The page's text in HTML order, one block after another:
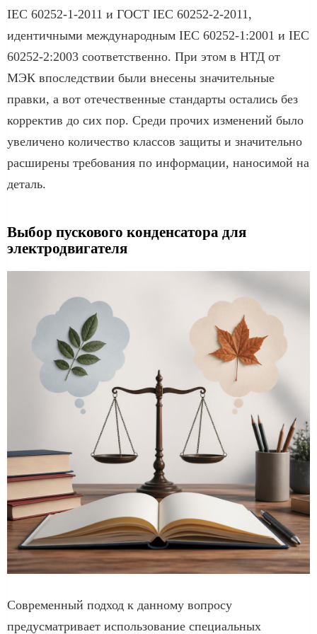
IEC 60252-1-2011 и ГОСТ IEC 60252-2-2011,
идентичными международным IEC 60252-1:2001 и IEC
60252-2:2003 соответственно. При этом в НТД от
МЭК впоследствии были внесены значительные
правки, а вот отечественные стандарты остались без
корректив до сих пор. Среди прочих изменений было
увеличено количество классов защиты и значительно
расширены требования по информации, наносимой на
деталь.
Выбор пускового конденсатора для
электродвигателя
Современный подход к данному вопросу
предусматривает использование специальных